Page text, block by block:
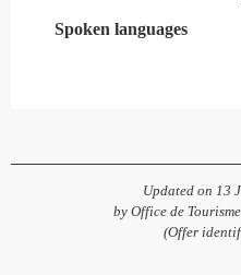
Spoken languages
Spoken languages
Updated on 13
by Office de
(Offer